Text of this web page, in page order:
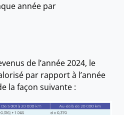
année par
de l’année 2024, le
par rapport à l’année
la façon suivante :